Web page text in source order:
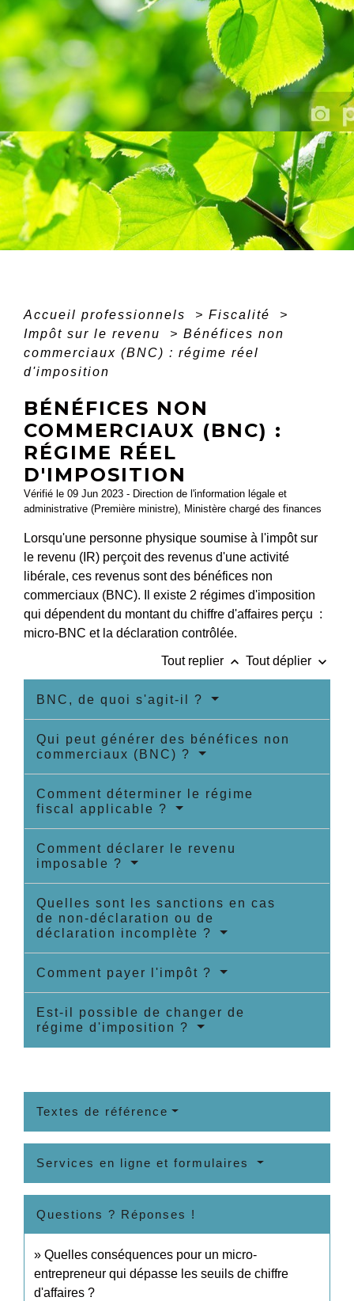
Accueil professionnels > Fiscalité
>
Impôt sur le revenu
> Bénéfices non
commerciaux (BNC) : régime réel
d'imposition
BÉNÉFICES NON
COMMERCIAUX (BNC) :
RÉGIME RÉEL
D'IMPOSITION
Vérifié le 09 Jun 2023 - Direction de l'information légale et
administrative (Première ministre), Ministère chargé des finances
Lorsqu'une personne physique soumise à l'impôt sur
le revenu (IR) perçoit des revenus d'une activité
libérale, ces revenus sont des bénéfices non
commerciaux (BNC). Il existe 2 régimes d'imposition
qui dépendent du montant du chiffre d'affaires perçu :
micro-BNC et la déclaration contrôlée.
Tout replier keyboard_arrow_up Tout déplier keyboard_arrow_down
BNC, de quoi s'agit-il ?
Qui peut générer des bénéfices non
commerciaux (BNC) ?
Comment déterminer le régime
fiscal applicable ?
Comment déclarer le revenu
imposable ?
Quelles sont les sanctions en cas
de non-déclaration ou de
déclaration incomplète ?
Comment payer l'impôt ?
Est-il possible de changer de
régime d'imposition ?
Textes de référence
Services en ligne et formulaires
Questions ? Réponses !
Quelles conséquences pour un micro-
entrepreneur qui dépasse les seuils de chiffre
d'affaires ?